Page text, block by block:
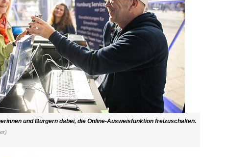
und Bürgern dabei, die Online-Ausweisfunktion freizuschalten.